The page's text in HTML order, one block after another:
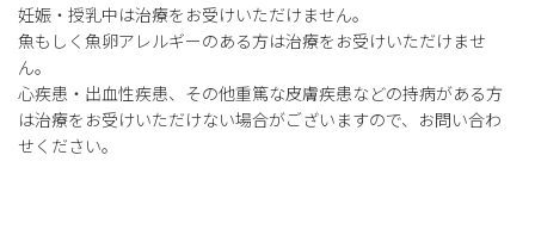
妊娠・授乳中は治療をお受けいただけません。
魚もしく魚卵アレルギーのある方は治療をお受けいただけませ
ん。
心疾患・出血性疾患、その他重篤な皮膚疾患などの持病がある方
は治療をお受けいただけない場合がございますので、お問い合わ
せください。